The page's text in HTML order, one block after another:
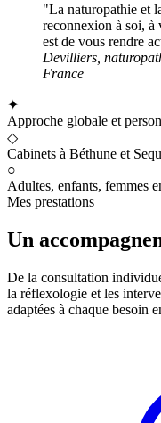
"La naturopathie et
reconnexion à soi, à
est de vous rendre
Devilliers,
France
✦
Approche globale et
◇
Cabinets à Béthune et
○
Adultes, enfants, femmes
Mes prestations
Un
De la consultation
la réflexologie et les
adaptées à chaque besoin